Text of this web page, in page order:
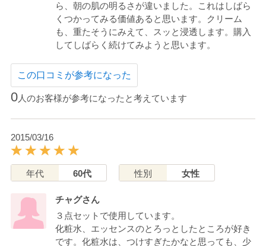
ら、朝の肌の明るさが違いました。これはしばら
くつかってみる価値あると思います。クリーム
も、重たそうにみえて、スッと浸透します。購入
してしばらく続けてみようと思います。
この口コミが参考になった
0人のお客様が参考になったと考えています
2015/03/16
年代 60代 性別 女性
チャグさん
３点セットで使用しています。
化粧水、エッセンスのとろっとしたところが好き
です。化粧水は、つけすぎたかなと思っても、少